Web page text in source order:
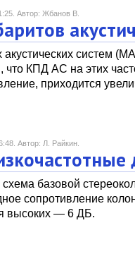
Автор: Жбанов В.
систем
что КПД АС на этих
приходится
Автор: Л. Райкин.
базовой
сопротивление
высоких — 6 ДБ.